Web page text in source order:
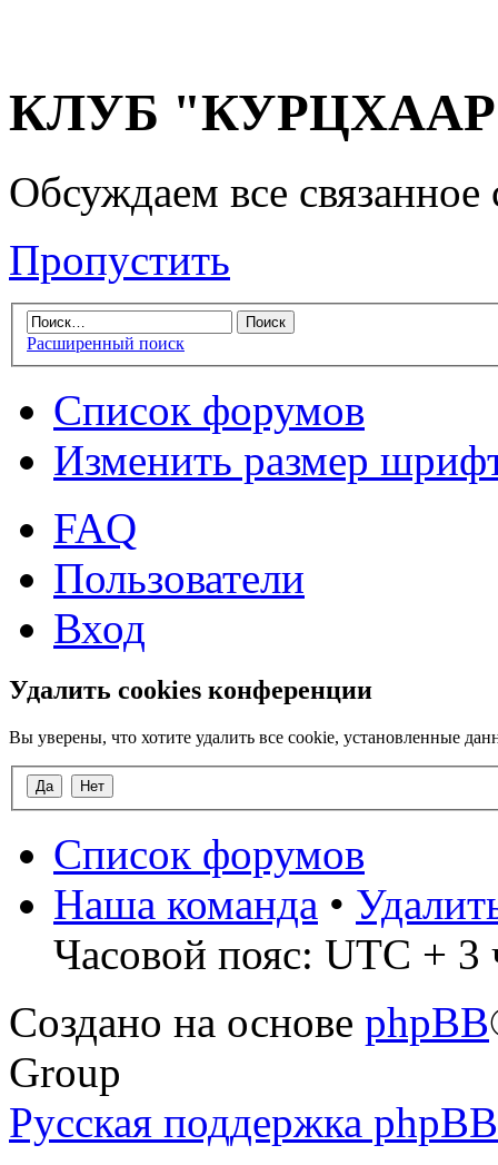
КЛУБ "КУРЦХААР"
Обсуждаем все
Пропустить
Расширенный поиск
Список форумов
Изменить размер
FAQ
Пользователи
Вход
Удалить cookies конференции
Вы уверены, что хотите удалить все cookie, установленные
Список форумов
Наша команда •
Часовой пояс: UTC + 3
Создано на основе phpBB
Group
Русская поддержка phpBB